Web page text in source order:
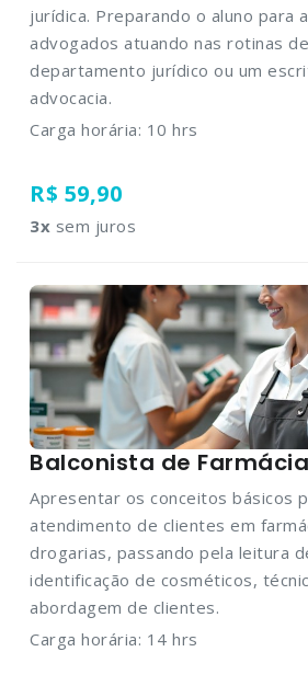
jurídica. Preparando o aluno para
advogados atuando nas rotinas
departamento jurídico ou um
advocacia.
Carga horária: 10 hrs
R$ 59,90
3x sem juros
Balconista de Farmácia
Apresentar os conceitos básicos
atendimento de clientes em
drogarias, passando pela leitura
identificação de cosméticos,
abordagem de clientes.
Carga horária: 14 hrs